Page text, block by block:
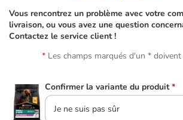
Vous rencontrez un problème avec votre
livraison, ou vous avez une question
Contactez le service client !
Les champs marqués d'un *
Confirmer la variante du produit *
Je ne suis pas sûr